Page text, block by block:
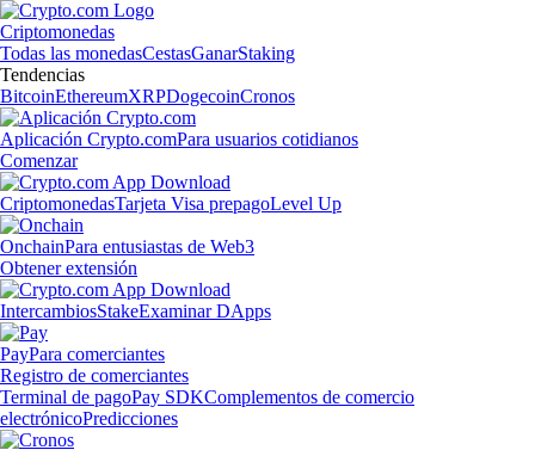
Criptomonedas
Todas las monedasCestasGanarStaking
Tendencias
BitcoinEthereumXRPDogecoinCronos
Aplicación Crypto.comPara usuarios cotidianos
Comenzar
CriptomonedasTarjeta Visa prepagoLevel Up
OnchainPara entusiastas de Web3
Obtener extensión
IntercambiosStakeExaminar DApps
PayPara comerciantes
Registro de comerciantes
Terminal de pagoPay SDKComplementos de comercio
electrónicoPredicciones